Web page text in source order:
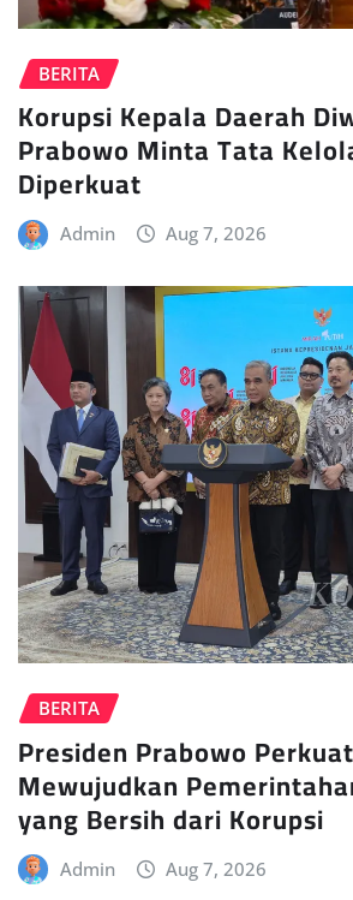
BERITA
Korupsi Kepala Daerah
Prabowo Minta Tata
Diperkuat
Admin Aug 7, 2026
BERITA
Presiden Prabowo
Mewujudkan
yang Bersih dari Korupsi
Admin Aug 7, 2026